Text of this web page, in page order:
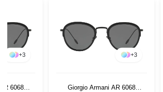
+3
6068
+3
Giorgio Armani AR 6068